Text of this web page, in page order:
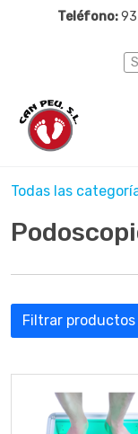
Teléfono:
Todas las
Filtrar productos